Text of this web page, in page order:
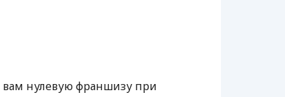
вам нулевую франшизу при